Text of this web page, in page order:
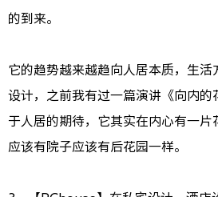
的到来。
它的趋势越来越趋向人居本质，生活
设计，之前我有过一篇演讲《向内的
于人居的期待，它其实在内心有一片
应该有院子应该有后花园一样。